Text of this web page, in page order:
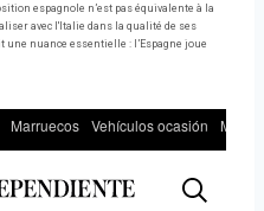
espagnole n’est pas équivalente à la
avec l'Italie dans la qualité de ses
nuance essentielle : l’Espagne joue